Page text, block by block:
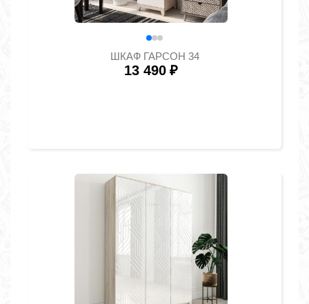
ШКАФ ГАРСОН 34
13 490 ₽